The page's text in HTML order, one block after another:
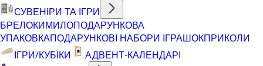
СУВЕНІРИ ТА ІГРИ
БРЕЛОКИМИЛОПОДАРУНКОВА
УПАКОВКАПОДАРУНКОВІ НАБОРИ ІГРАШОКПРИКОЛИ
ІГРИ/КУБІКИ
АДВЕНТ-КАЛЕНДАРІ